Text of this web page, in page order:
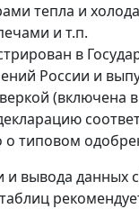
тепла и
и т.п.
в
России и
(включена
о типовом
и вывода данных